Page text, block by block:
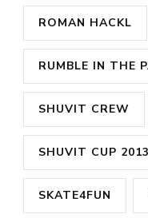
ROMAN HACKL
RUMBLE IN THE
SHUVIT CREW
SHUVIT CUP 2013
SKATE4FUN